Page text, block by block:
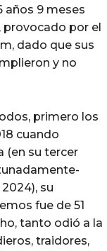
años 9 meses
provocado por el
dado que sus
y no
primero los
cuando
(en su tercer
su
fue de 51
tanto odió a la
traidores,